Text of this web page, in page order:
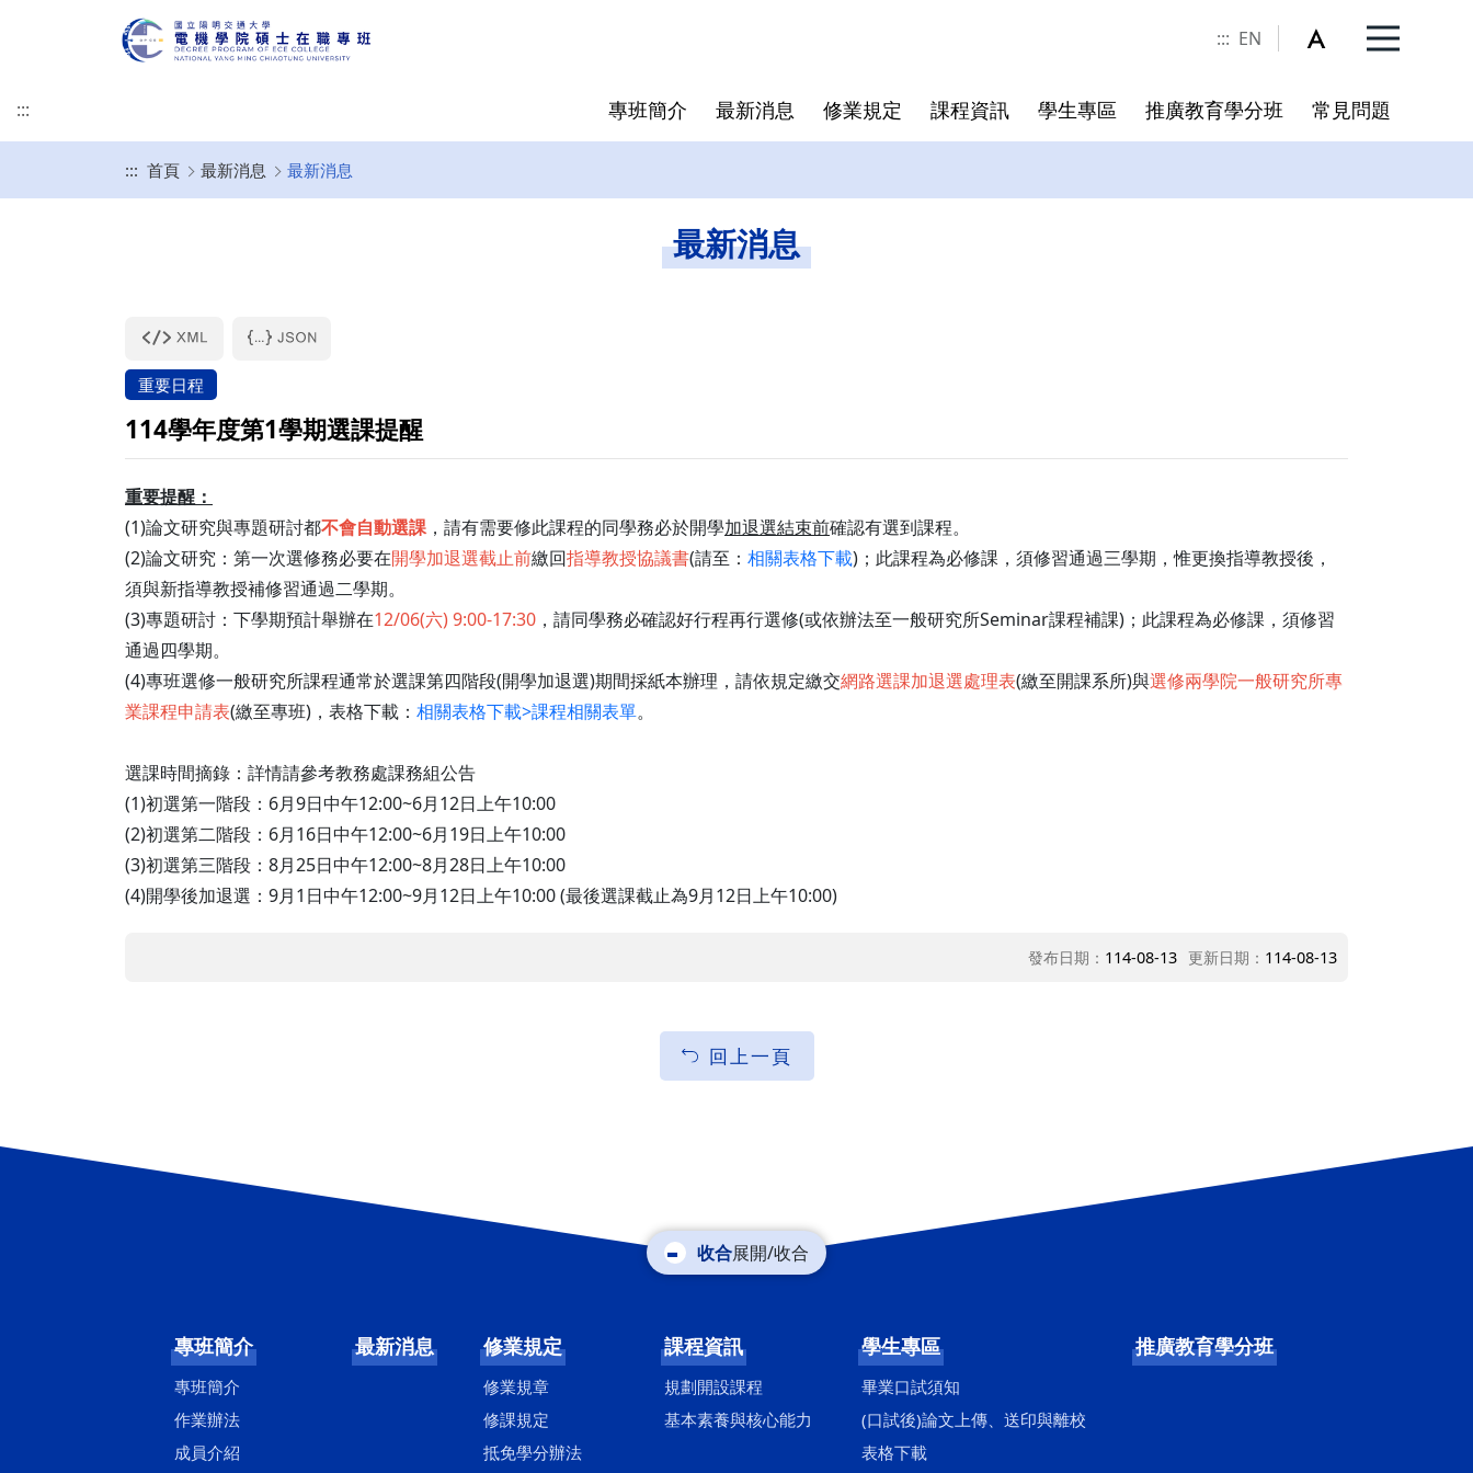
::: EN
::: 專班簡介
作業辦法
最新消息 修業規定
修課規定
課程資訊
規劃開設課程 基本素養與核心能力
學生專區
畢業口試須知
(口試後)論文上傳、送印與離
推廣教育學分班 常見問題
::: 首頁 最新消息 最新消息
最新消息
重要日程
114學年度第1學期選課提醒
重要提醒：
(1)論文研究與專題研討都不會自動選課，請有需要修此課程的同學務必於開學加退選結束前確認有選到課程。
(2)論文研究：第一次選修務必要在開學加退選截止前繳回指導教授協議書(請至： 相關表格下載)；此課程為必修課，須修習通過三學期，惟更換指導教授後，
須與新指導教授補修習通過二學期。
(3)專題研討：下學期預計舉辦在12/06(六) 9:00-17:30 ，請同學務必確認好行程再行選修(或依辦法至一般研究所Seminar課程補課)；此課程為必修課，須修習
通過四學期。
(4)專班選修一般研究所課程通常於選課第四階段(開學加退選)期間採紙本辦理，請依規定繳交網路選課加退選處理表(繳至開課系所)與選修兩學院一般研究所專
業課程申請表(繳至專班)，表格下載： 相關表格下載>課程相關表單。
選課時間摘錄：詳情請參考教務處課務組公告
(1)初選第一階段：6月9日中午12:00~6月12日上午10:00
(2)初選第二階段：6月16日中午12:00~6月19日上午10:00
(3)初選第三階段：8月25日中午12:00~8月28日上午10:00
(4)開學後加退選：9月1日中午12:00~9月12日上午10:00 (最後選課截止為9月12日上午10:00)
發布日期： 114-08-13 更新日期： 114-08-13
回上一頁
展開/收合
專班簡介
專班簡介
作業辦法
成員介紹
最新消息 修業規定
修業規章
修課規定
抵免學分辦法
課程資訊
規劃開設課程
基本素養與核心能力
學生專區
畢業口試須知
(口試後)論文上傳、送印與離校
表格下載
推廣教育學分班